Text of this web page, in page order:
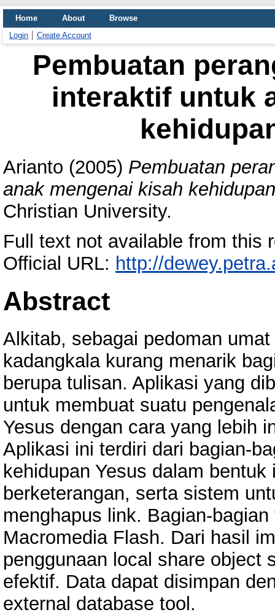
Home About
Browse
Login
Create Account
Pembuatan
interaktif untuk
Arianto (2005) Pembuatan
anak mengenai kisah
Christian University.
Full text not available from this
Official URL: http://
Abstract
Alkitab, sebagai pedoman
kadangkala kurang menarik
berupa tulisan. Aplikasi yang
untuk membuat suatu
Yesus dengan cara yang lebih
Aplikasi ini terdiri dari bagian-
kehidupan Yesus dalam
berketerangan, serta sistem
menghapus link. Bagian-
Macromedia Flash. Dari hasil
penggunaan local share object
efektif. Data dapat disimpan
external database tool.